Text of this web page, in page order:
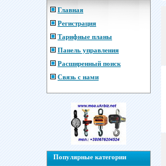
Главная
Регистрация
Тарифные планы
Панель управления
Расширенный поиск
Связь с нами
Популярные категории